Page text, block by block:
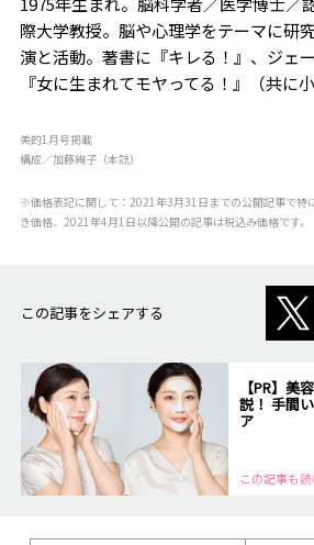
際大学教授。脳や心理学をテーマに研
演と活動。著書に『キレる！』、ジェ
『女に生まれてモヤってる！』（共に
美的1月号掲載
構成／加藤絢子（本誌）
※価格表記に関して：2021年3月31日までの公開記事で特
き価格、2021年4月1日以降公開の記事は税込み価格です。
この記事をシェアする
【PR】美
説！ 手間
ア
この記事も